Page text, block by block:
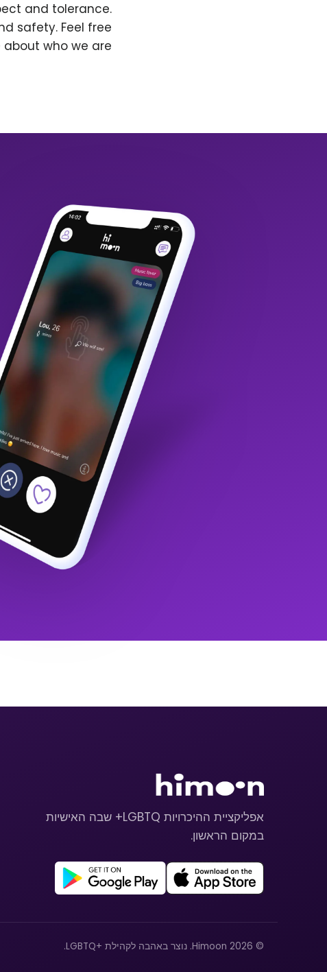
and tolerance.
safety. Feel free
who we are.
אפליקציית ההיכרויות LGBTQ+ שבה האישיות
במקום הראשון.
© 2026 Himoon. נוצר באהבה לקהילת +LGBTQ.